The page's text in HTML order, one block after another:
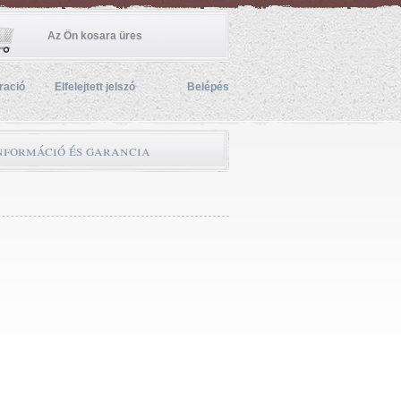
Az Ön kosara üres
Elfelejtett jelszó Belépés
és garancia